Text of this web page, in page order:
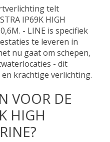
telt
IP69K HIGH
- LINE is specifiek
te leveren in
nu gaat om schepen,
- dit
krachtige verlichting.
VOOR DE
HIGH